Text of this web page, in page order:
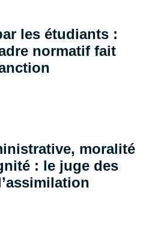
les étudiants :
normatif fait
moralité
: le juge des